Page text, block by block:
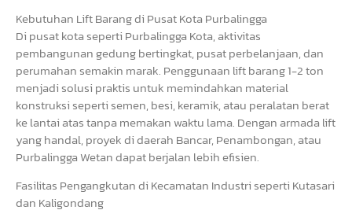
Kebutuhan Lift Barang di Pusat Kota Purbalingga
Di pusat kota seperti Purbalingga Kota, aktivitas
pembangunan gedung bertingkat, pusat perbelanjaan, dan
perumahan semakin marak. Penggunaan lift barang 1-2 ton
menjadi solusi praktis untuk memindahkan material
konstruksi seperti semen, besi, keramik, atau peralatan berat
ke lantai atas tanpa memakan waktu lama. Dengan armada lift
yang handal, proyek di daerah Bancar, Penambongan, atau
Purbalingga Wetan dapat berjalan lebih efisien.
Fasilitas Pengangkutan di Kecamatan Industri seperti Kutasari
dan Kaligondang